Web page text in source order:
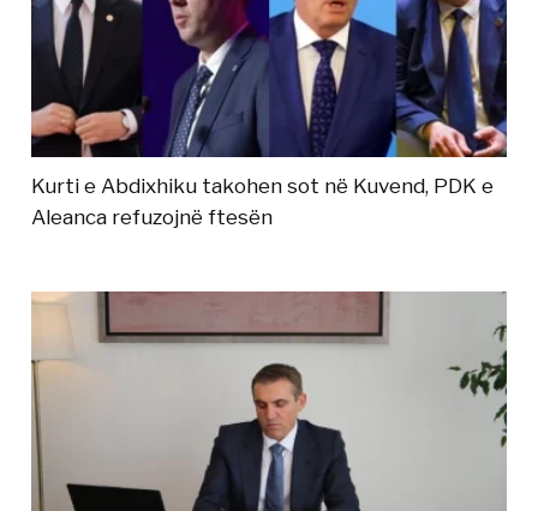
Kurti e Abdixhiku takohen sot në Kuvend, PDK e
Aleanca refuzojnë ftesën